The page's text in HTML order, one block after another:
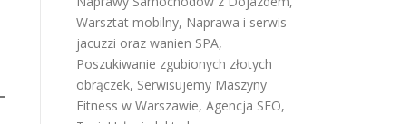
Warsztat mobilny, Naprawa i serwis
jacuzzi oraz wanien SPA,
Poszukiwanie zgubionych złotych
obrączek, Serwisujemy Maszyny
Fitness w Warszawie, Agencja SEO,